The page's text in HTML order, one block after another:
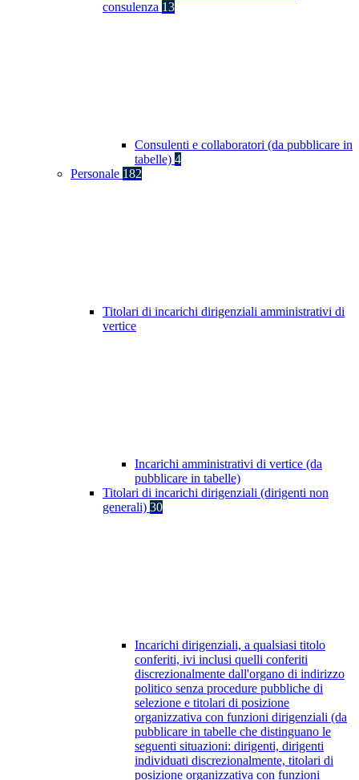
consulenza 13
Consulenti e collaboratori (da pubblicare in
tabelle) 4
Personale 182
Titolari di incarichi dirigenziali amministrativi di
vertice
Incarichi amministrativi di vertice (da
pubblicare in tabelle)
Titolari di incarichi dirigenziali (dirigenti non
generali) 30
Incarichi dirigenziali, a qualsiasi titolo
conferiti, ivi inclusi quelli conferiti
discrezionalmente dall'organo di indirizzo
politico senza procedure pubbliche di
selezione e titolari di posizione
organizzativa con funzioni dirigenziali (da
pubblicare in tabelle che distinguano le
seguenti situazioni: dirigenti, dirigenti
individuati discrezionalmente, titolari di
posizione organizzativa con funzioni